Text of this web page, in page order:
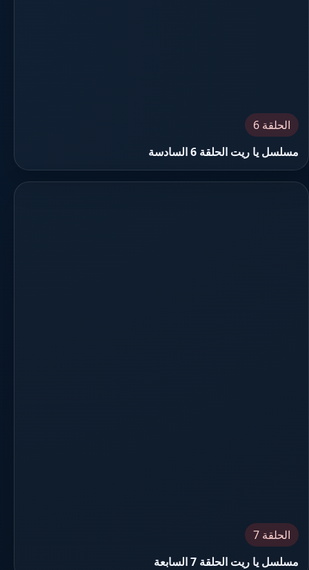
الحلقة 6
مسلسل يا ريت الحلقة 6 السادسة
الحلقة 7
مسلسل يا ريت الحلقة 7 السابعة